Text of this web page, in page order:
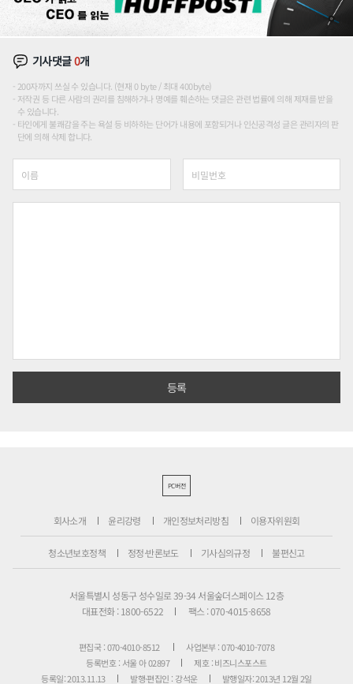
기사댓글0개
200자까지 쓰실 수 있습니다. (현재 0 byte / 최대 400byte)
저작권 등 다른 사람의 권리를 침해하거나 명예를 훼손하는 댓글은 관련 법률에 의해 제재를 받을
수 있습니다.
타인에게 불쾌감을 주는 욕설 등 비하하는 단어가 내용에 포함되거나 인신공격성 글은 관리자의 판
단에 의해 삭제 합니다.
PC버전
회사소개 윤리강령 개인정보처리방침 이용자위원회
청소년보호정책 정정·반론보도 기사심의규정 불편신고
서울특별시 성동구 성수일로 39-34 서울숲더스페이스 12층
대표전화 : 1800-6522
팩스 : 070-4015-8658
편집국 : 070-4010-8512
사업본부 : 070-4010-7078
등록번호 : 서울 아 02897
제호 : 비즈니스포스트
등록일: 2013.11.13
발행·편집인 : 강석운 발행일자: 2013년 12월 2일